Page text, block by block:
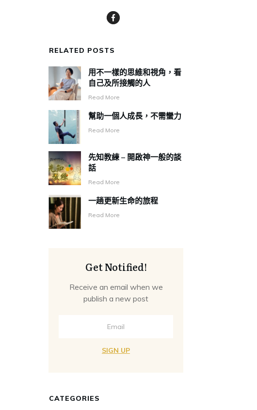
RELATED POSTS
用不一樣的思維和視角，看
自己及所接觸的人
Read More
幫助一個人成長，不需蠻力
Read More
先知教練 – 開啟神一般的談
話
Read More
一趟更新生命的旅程
Read More
Get Notified!
Receive an email when we
publish a new post
SIGN UP
CATEGORIES